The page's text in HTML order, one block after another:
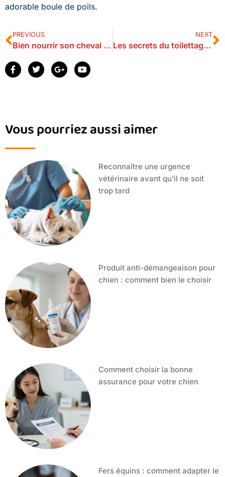
adorable boule de poils.
PREVIOUS
Bien nourrir son cheval : Les secrets d’une alimentation équilibrée
NEXT
Les secrets du toilettage : rendre votre chat aussi doux qu’un nuage
Vous pourriez aussi aimer
Reconnaître une urgence
vétérinaire avant qu’il ne soit
trop tard
Produit anti-démangeaison pour
chien : comment bien le choisir
Comment choisir la bonne
assurance pour votre chien
Fers équins : comment adapter le